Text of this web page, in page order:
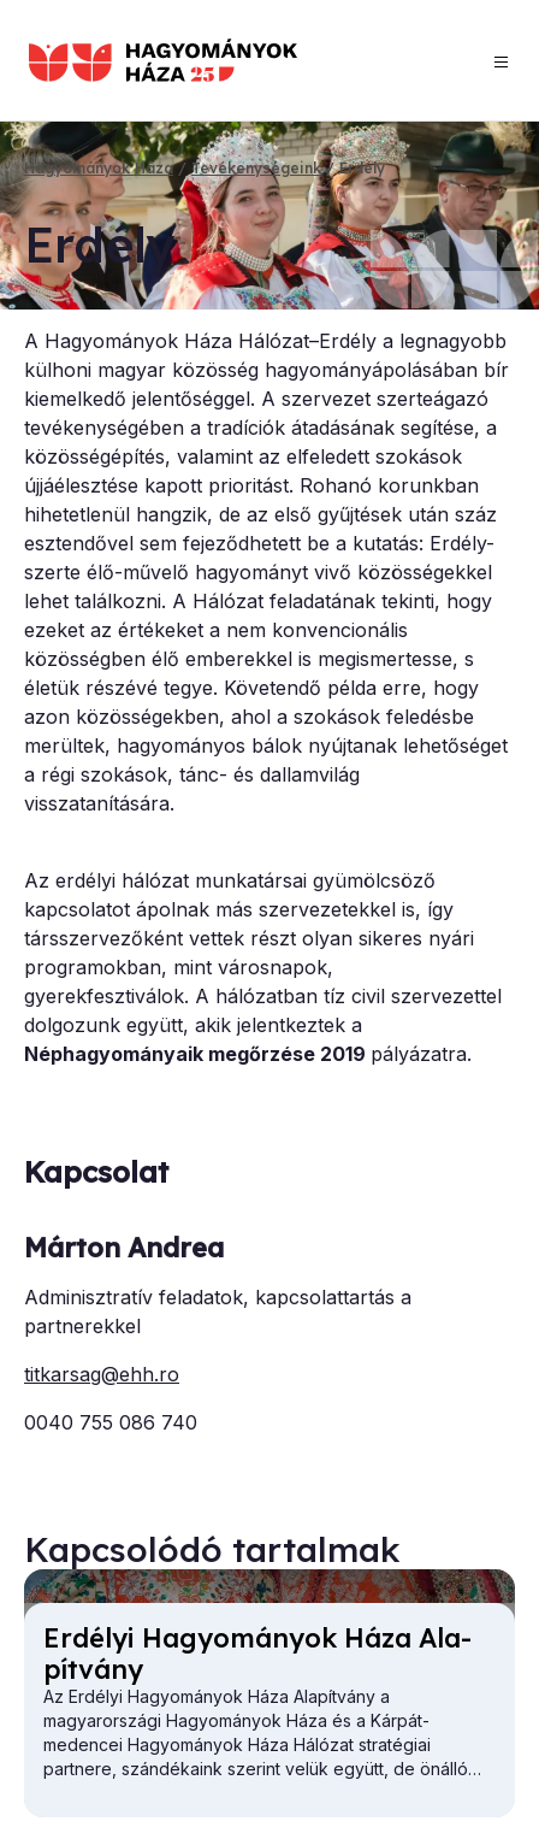
tartalomra
Morzsa
Hagyományok Háza Tevékenységeink Erdély
Er­dély
A Hagyományok Háza Hálózat–Erdély a legnagyobb
külhoni magyar közösség hagyományápolásában bír
kiemelkedő jelentőséggel. A szervezet szerteágazó
tevékenységében a tradíciók átadásának segítése, a
közösségépítés, valamint az elfeledett szokások
újjáélesztése kapott prioritást. Rohanó korunkban
hihetetlenül hangzik, de az első gyűjtések után száz
esztendővel sem fejeződhetett be a kutatás: Erdély-
szerte élő-művelő hagyományt vivő közösségekkel
lehet találkozni. A Hálózat feladatának tekinti, hogy
ezeket az értékeket a nem konvencionális
közösségben élő emberekkel is megismertesse, s
életük részévé tegye. Követendő példa erre, hogy
azon közösségekben, ahol a szokások feledésbe
merültek, hagyományos bálok nyújtanak lehetőséget
a régi szokások, tánc- és dallamvilág
visszatanítására.
Az erdélyi hálózat munkatársai gyümölcsöző
kapcsolatot ápolnak más szervezetekkel is, így
társszervezőként vettek részt olyan sikeres nyári
programokban, mint városnapok,
gyerekfesztiválok. A hálózatban tíz civil szervezettel
dolgozunk együtt, akik jelentkeztek a
Néphagyományaik megőrzése 2019 pályázatra.
Kapcsolat
Márton Andrea
Adminisztratív feladatok, kapcsolattartás a
partnerekkel
titkarsag@ehh.ro
0040 755 086 740
Kapcsolódó tartalmak
Er­dé­lyi Ha­gyo­má­nyok Há­za Ala­
pít­vány
Az Erdélyi Hagyományok Háza Alapítvány a
magyarországi Hagyományok Háza és a Kárpát-
medencei Hagyományok Háza Hálózat stratégiai
partnere, szándékaink szerint velük együtt, de önálló